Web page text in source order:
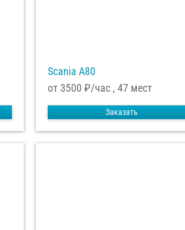
Scania A80
от 3500 ₽/час , 47 мест
Заказать